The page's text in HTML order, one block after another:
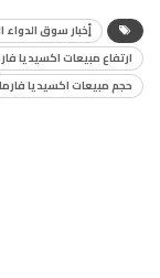
أٍخبار سوق
ارتفاع مبيعات اكسيديا
حجم مبيعات اكسيديا فارما